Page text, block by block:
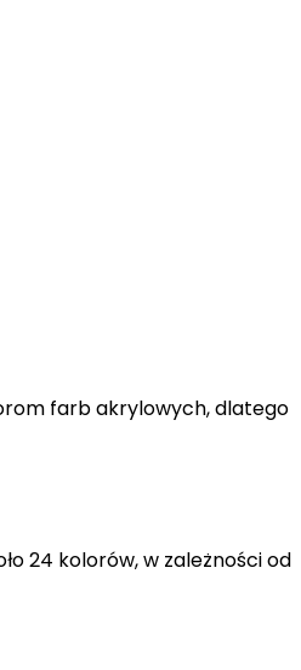
farb akrylowych, dlatego
24 kolorów, w zależności od